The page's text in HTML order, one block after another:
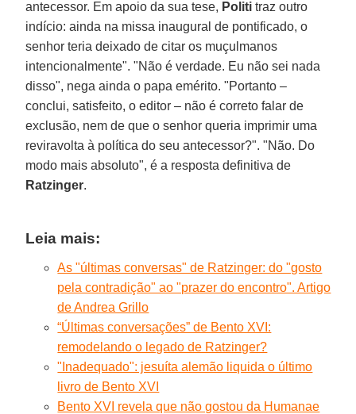
antecessor. Em apoio da sua tese, Politi traz outro
indício: ainda na missa inaugural de pontificado, o
senhor teria deixado de citar os muçulmanos
intencionalmente". "Não é verdade. Eu não sei nada
disso", nega ainda o papa emérito. "Portanto –
conclui, satisfeito, o editor – não é correto falar de
exclusão, nem de que o senhor queria imprimir uma
reviravolta à política do seu antecessor?". "Não. Do
modo mais absoluto", é a resposta definitiva de
Ratzinger.
Leia mais:
As "últimas conversas" de Ratzinger: do "gosto
pela contradição" ao "prazer do encontro". Artigo
de Andrea Grillo
“Últimas conversações” de Bento XVI:
remodelando o legado de Ratzinger?
"Inadequado": jesuíta alemão liquida o último
livro de Bento XVI
Bento XVI revela que não gostou da Humanae